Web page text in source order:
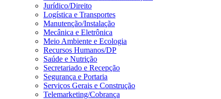
Jurídico/Direito
Logística e Transportes
Manutenção/Instalação
Mecânica e Eletrônica
Meio Ambiente e Ecologia
Recursos Humanos/DP
Saúde e Nutrição
Secretariado e Recepção
Segurança e Portaria
Serviços Gerais e Construção
Telemarketing/Cobrança